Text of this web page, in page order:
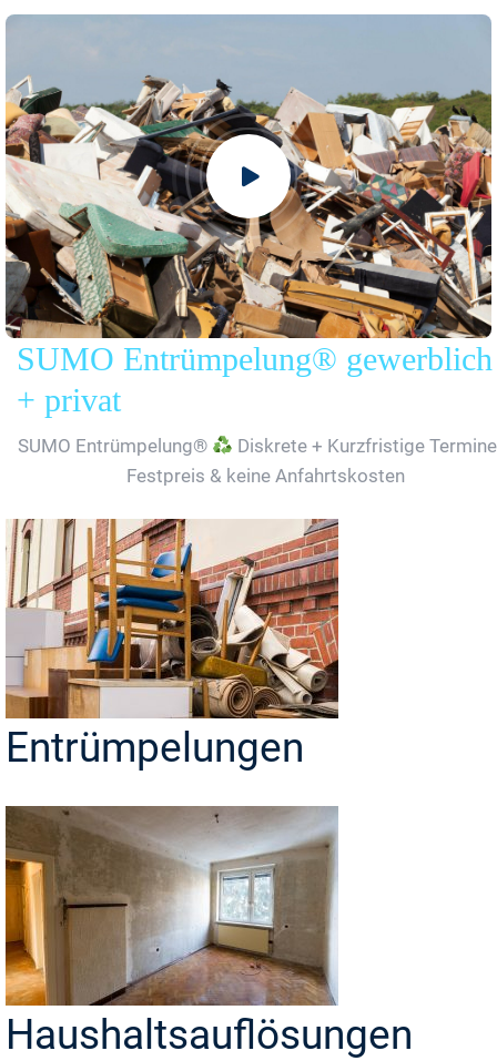
SUMO Entrümpelung® gewerblich
+ privat
SUMO Entrümpelung®
Diskrete + Kurzfristige
Festpreis & keine Anfahrtskosten
Entrümpelungen
Haushaltsauflösungen